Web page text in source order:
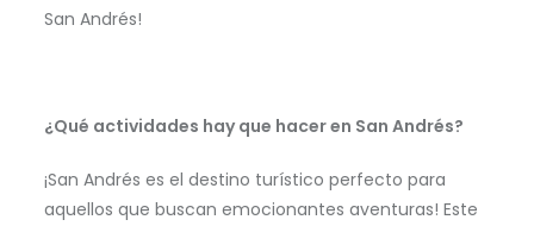
San Andrés!
¿Qué actividades hay que hacer en San Andrés?
¡San Andrés es el destino turístico perfecto para
aquellos que buscan emocionantes aventuras! Este